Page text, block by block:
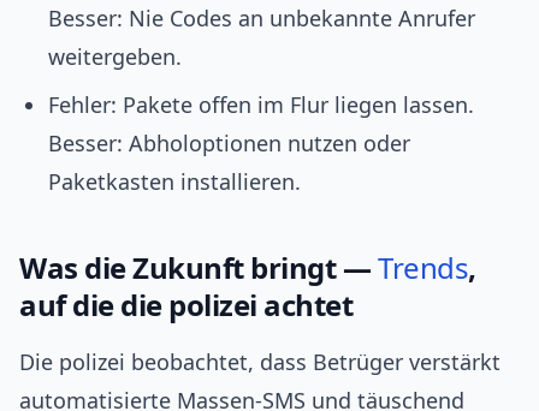
Besser: Nie Codes an unbekannte Anrufer
weitergeben.
Fehler: Pakete offen im Flur liegen lassen.
Besser: Abholoptionen nutzen oder
Paketkasten installieren.
Was die Zukunft bringt —Trends,
auf die die polizei achtet
Die polizei beobachtet, dass Betrüger verstärkt
automatisierte Massen-SMS und täuschend